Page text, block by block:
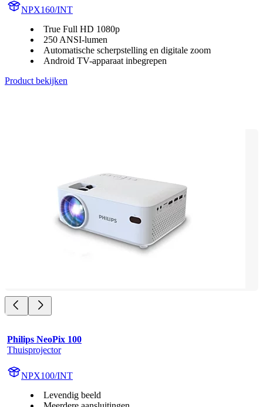
NPX160/INT
True Full HD 1080p
250 ANSI-lumen
Automatische scherpstelling en digitale zoom
Android TV-apparaat inbegrepen
Product bekijken
Philips NeoPix 100
Thuisprojector
NPX100/INT
Levendig beeld